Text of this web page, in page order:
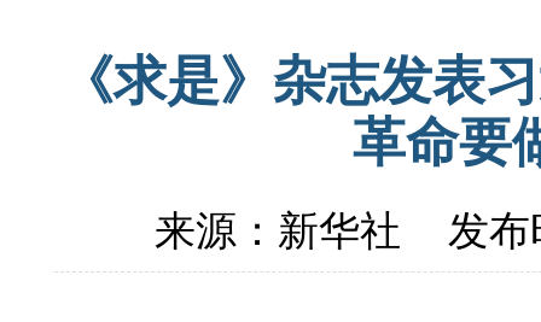
《求是》杂志发表
革命要
来源：新华社 发布